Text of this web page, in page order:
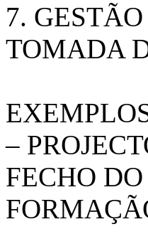
7.
TOMADA
–
FECHO